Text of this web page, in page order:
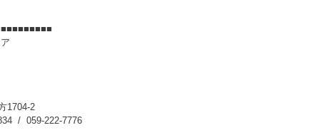
1704-2
/ 059-222-7776